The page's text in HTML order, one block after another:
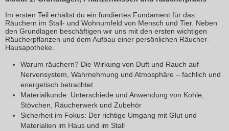
Im ersten Teil erhältst du ein fundiertes Fundament für das
Räuchern im Stall- und Wohnumfeld von Mensch und Tier. Neben
den Grundlagen beschäftigen wir uns mit den ersten wichtigen
Räucherpflanzen und dem Aufbau einer persönlichen Räucher-
Hausapotheke.
Warum räuchern? Die Wirkung von Duft und Rauch auf
Nervensystem, Wahrnehmung und Atmosphäre – fachlich und
energetisch betrachtet
Materialkunde: Unterschiede und Anwendung von Kohle,
Stövchen, Räucherwerk und Zubehör
Sicherheit im Fokus: Der richtige Umgang mit Glut und
Materialien im Haus und im Stall